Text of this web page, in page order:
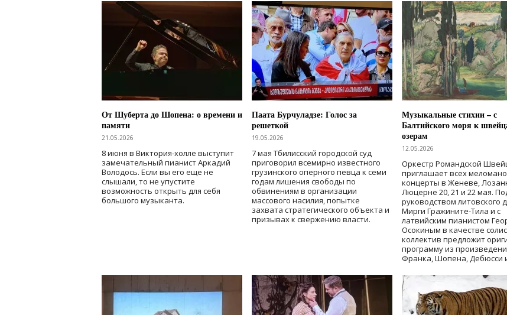
От Шуберта до Шопена: о времени и
памяти
21.05.2026
8 июня в Виктория-холле выступит
замечательный пианист Аркадий
Володось. Если вы его еще не
слышали, то не упустите
возможность открыть для себя
большого музыканта.
Паата Бурчуладзе: Голос за
решеткой
19.05.2026
7 мая Тбилисский городской суд
приговорил всемирно известного
грузинского оперного певца к семи
годам лишения свободы по
обвинениям в организации
массового насилия, попытке
захвата стратегического объекта и
призывах к свержению власти.
Музыкальные стихии – с
Балтийского моря к
озерам
12.05.2026
Оркестр Романдской
приглашает всех
концерты в Женеве,
Люцерне 20, 21 и 22 мая.
руководством литовского
Мирги Гражините-Тила и с
латвийским пианистом
Осокиным в качестве
коллектив предложит
программу из
Франка, Шопена, Дебюсси